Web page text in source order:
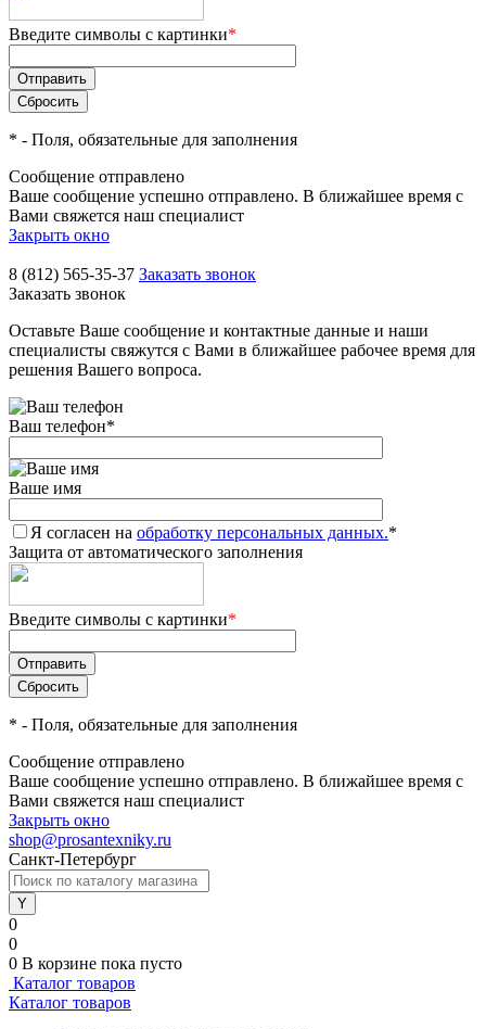
Введите символы с картинки*
* - Поля, обязательные для заполнения
Сообщение отправлено
Ваше сообщение успешно отправлено. В ближайшее время с
Вами свяжется наш специалист
Закрыть окно
8 (812) 565-35-37 Заказать звонок
Заказать звонок
Оставьте Ваше сообщение и контактные данные и наши
специалисты свяжутся с Вами в ближайшее рабочее время для
решения Вашего вопроса.
Ваш телефон*
Ваше имя
Я согласен на обработку персональных данных.*
Защита от автоматического заполнения
Введите символы с картинки*
* - Поля, обязательные для заполнения
Сообщение отправлено
Ваше сообщение успешно отправлено. В ближайшее время с
Вами свяжется наш специалист
Закрыть окно
shop@prosantexniky.ru
Санкт-Петербург
0
0
0 В корзине пока пусто
Каталог товаров
Каталог товаров